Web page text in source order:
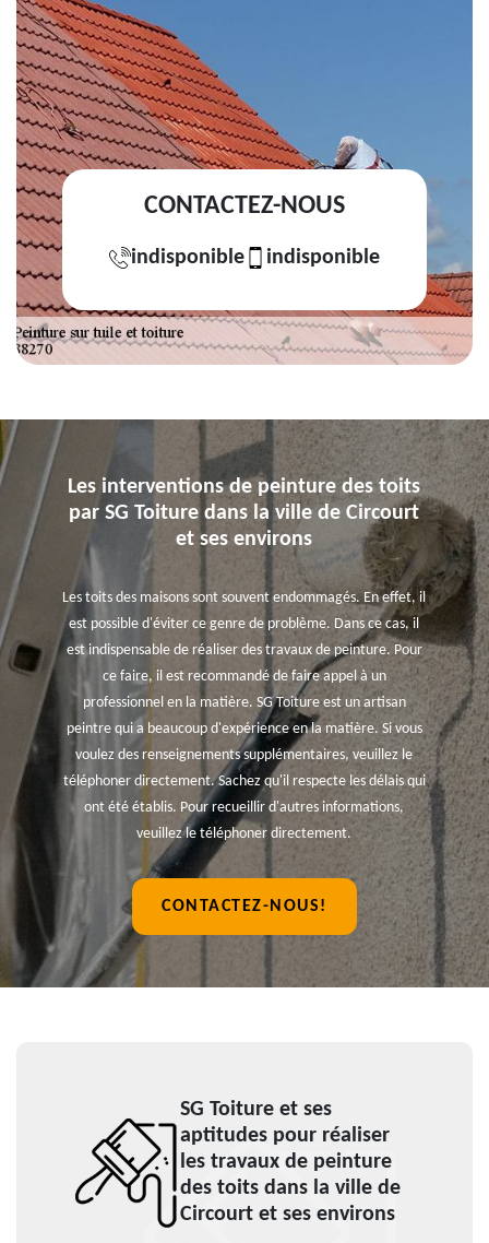
CONTACTEZ-NOUS
indisponible indisponible
Les interventions de peinture des toits
par SG Toiture dans la ville de Circourt
et ses environs
Les toits des maisons sont souvent endommagés. En effet, il
est possible d'éviter ce genre de problème. Dans ce cas, il
est indispensable de réaliser des travaux de peinture. Pour
ce faire, il est recommandé de faire appel à un
professionnel en la matière. SG Toiture est un artisan
peintre qui a beaucoup d'expérience en la matière. Si vous
voulez des renseignements supplémentaires, veuillez le
téléphoner directement. Sachez qu'il respecte les délais qui
ont été établis. Pour recueillir d'autres informations,
veuillez le téléphoner directement.
CONTACTEZ-NOUS!
SG Toiture et ses
aptitudes pour réaliser
les travaux de peinture
des toits dans la ville de
Circourt et ses environs